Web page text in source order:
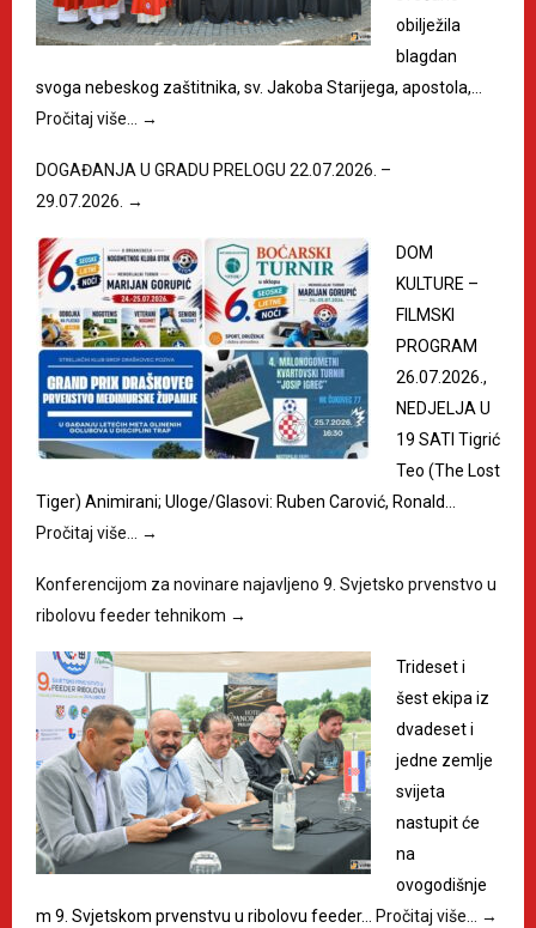
obilježila
blagdan
svoga nebeskog zaštitnika, sv. Jakoba Starijega, apostola,…
Pročitaj više… →
DOGAĐANJA U GRADU PRELOGU 22.07.2026. –
29.07.2026. →
DOM
KULTURE –
FILMSKI
PROGRAM
26.07.2026.,
NEDJELJA U
19 SATI Tigrić
Teo (The Lost
Tiger) Animirani; Uloge/Glasovi: Ruben Carović, Ronald…
Pročitaj više… →
Konferencijom za novinare najavljeno 9. Svjetsko prvenstvo u
ribolovu feeder tehnikom →
Trideset i
šest ekipa iz
dvadeset i
jedne zemlje
svijeta
nastupit će
na
ovogodišnje
m 9. Svjetskom prvenstvu u ribolovu feeder… Pročitaj više… →